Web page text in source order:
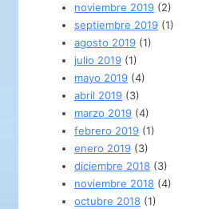
noviembre 2019 (2)
septiembre 2019 (1)
agosto 2019 (1)
julio 2019 (1)
mayo 2019 (4)
abril 2019 (3)
marzo 2019 (4)
febrero 2019 (1)
enero 2019 (3)
diciembre 2018 (3)
noviembre 2018 (4)
octubre 2018 (1)